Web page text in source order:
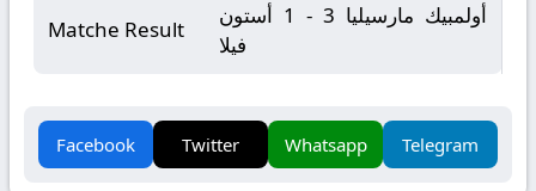
Matche Result
أولمبيك مارسيليا 3 - 1 أستون
فيلا
Facebook Twitter Whatsapp Telegram